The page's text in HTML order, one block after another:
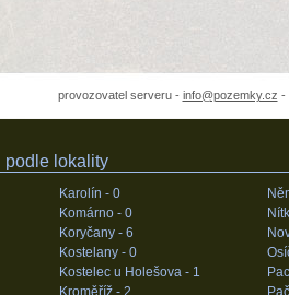
provozovatel serveru - info@pozemky.cz -
podle lokality
Karolín - 0
Komárno - 0
Koryčany - 6
Kostelany - 0
Kostelec u Holešova - 1
Kroměříž - 2